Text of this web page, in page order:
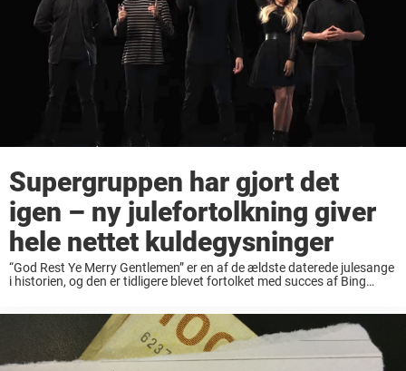
Supergruppen har gjort det
igen – ny julefortolkning giver
hele nettet kuldegysninger
“God Rest Ye Merry Gentlemen” er en af de ældste daterede julesange
i historien, og den er tidligere blevet fortolket med succes af Bing